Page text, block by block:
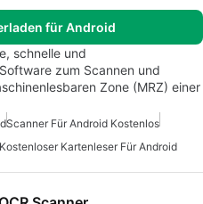
für Android
schnelle und
zum Scannen und
Zone (MRZ) einer
Scanner Für Android Kostenlos
Kostenloser Kartenleser Für Android